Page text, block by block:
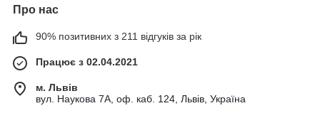
Про нас
90% позитивних з 211 відгуків за рік
Працює з 02.04.2021
м. Львів
вул. Наукова 7А, оф. каб. 124, Львів, Україна